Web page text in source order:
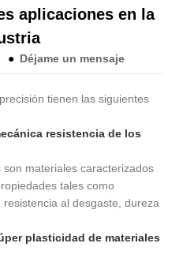
aplicaciones en la
● Déjame un mensaje
tienen las siguientes
resistencia de los
materiales caracterizados
tales como
al desgaste, dureza
plasticidad de materiales